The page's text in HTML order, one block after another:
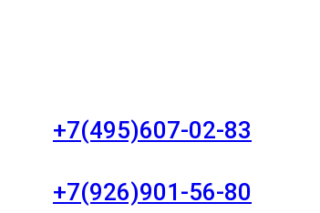
+7(495)607-02-83
+7(926)901-56-80